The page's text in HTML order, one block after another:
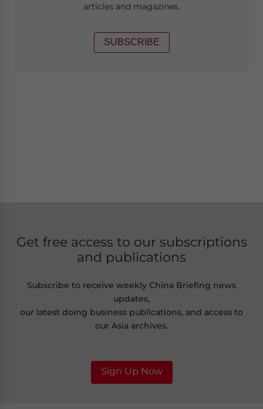
articles and magazines.
SUBSCRIBE
Get free access to our subscriptions
and publications
Subscribe to receive weekly China Briefing news
updates,
our latest doing business publications, and access to
our Asia archives.
Sign Up Now